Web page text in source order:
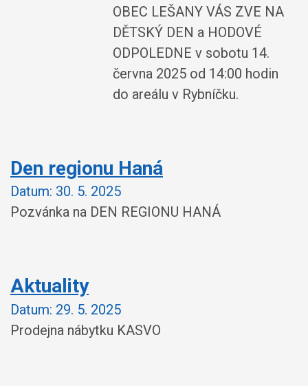
OBEC LEŠANY VÁS ZVE NA
DĚTSKÝ DEN a HODOVÉ
ODPOLEDNE v sobotu 14.
června 2025 od 14:00 hodin
do areálu v Rybníčku.
Den regionu Haná
Datum: 30. 5. 2025
Pozvánka na DEN REGIONU HANÁ
Aktuality
Datum: 29. 5. 2025
Prodejna nábytku KASVO